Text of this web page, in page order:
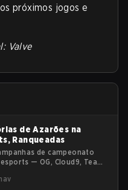
próximos jogos e
Valve
de Azarões na
Ranqueadas
de campeonato
— OG, Cloud9, Team